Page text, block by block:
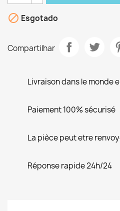
 Esgotado
Compartilhar
Livraison dans le monde
Paiement 100% sécurisé
La pièce peut etre
Réponse rapide 24h/24